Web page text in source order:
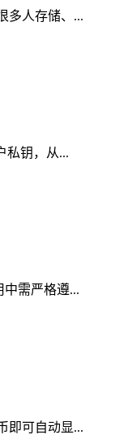
多人存储、...
私钥，从...
需严格遵...
即可自动显...